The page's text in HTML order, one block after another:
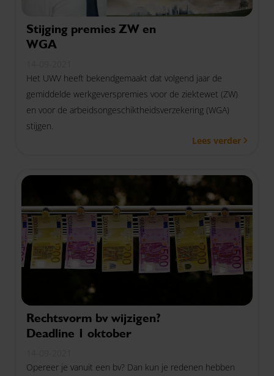
Stijging premies ZW en
WGA
Het UWV heeft bekendgemaakt dat volgend jaar de
gemiddelde werkgeverspremies voor de ziektewet (ZW)
en voor de arbeidsongeschiktheidsverzekering (WGA)
stijgen.
Lees verder
Rechtsvorm bv wijzigen?
Deadline 1 oktober
Opereer je vanuit een bv? Dan kun je redenen hebben